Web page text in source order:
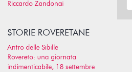
Riccardo Zandonai
STORIE ROVERETANE
Antro delle Sibille
Rovereto: una giornata
indimenticabile, 18 settembre